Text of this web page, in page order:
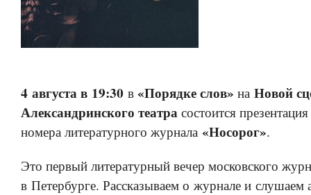
4 августа в 19:30 в «Порядке слов» на Новой
Александринского театра состоится
номера литературного журнала «Носорог».
Это первый литературный вечер московского
в Петербурге. Рассказываем о журнале и слушаем